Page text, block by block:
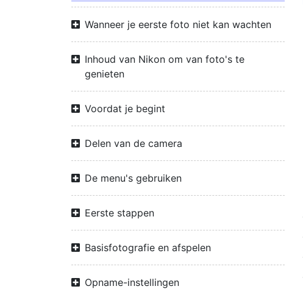
Wanneer je eerste foto niet kan wachten
Inhoud van Nikon om van foto's te
genieten
Voordat je begint
Delen van de camera
De menu's gebruiken
Eerste stappen
Basisfotografie en afspelen
Opname-instellingen